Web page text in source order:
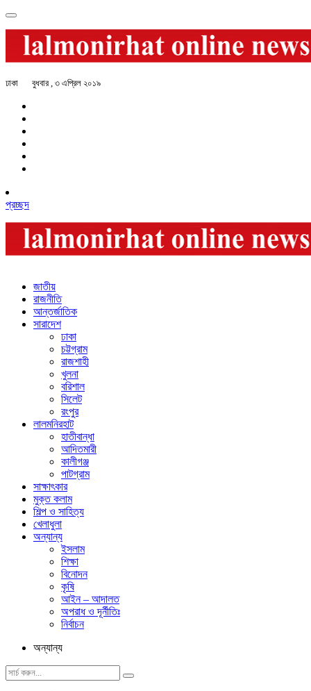
ঢাকা বুধবার , ৩ এপ্রিল ২০১৯
প্রচ্ছদ
জাতীয়
রাজনীতি
আন্তর্জাতিক
সারাদেশ
ঢাকা
চট্টগ্রাম
রাজশাহী
খুলনা
বরিশাল
সিলেট
রংপুর
লালমনিরহাট
হাতীবান্ধা
আদিতমারী
কালীগঞ্জ
পাটগ্রাম
সাক্ষাৎকার
মুক্ত কলাম
শিল্প ও সাহিত্য
খেলাধুলা
অন্যান্য
ইসলাম
শিক্ষা
বিনোদন
কৃষি
আইন – আদালত
অপরাধ ও দূর্নীতিঃ
নির্বাচন
অন্যান্য